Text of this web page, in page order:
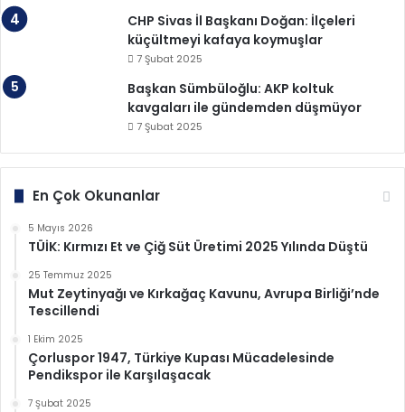
CHP Sivas İl Başkanı Doğan: İlçeleri
küçültmeyi kafaya koymuşlar
7 Şubat 2025
Başkan Sümbüloğlu: AKP koltuk
kavgaları ile gündemden düşmüyor
7 Şubat 2025
En Çok Okunanlar
5 Mayıs 2026
TÜİK: Kırmızı Et ve Çiğ Süt Üretimi 2025 Yılında Düştü
25 Temmuz 2025
Mut Zeytinyağı ve Kırkağaç Kavunu, Avrupa Birliği’nde
Tescillendi
1 Ekim 2025
Çorluspor 1947, Türkiye Kupası Mücadelesinde
Pendikspor ile Karşılaşacak
7 Şubat 2025